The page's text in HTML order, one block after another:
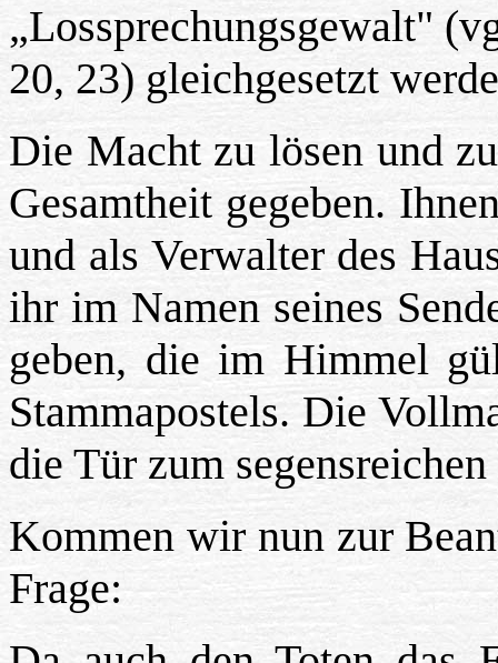
„Lossprechungsgewalt"
20, 23) gleichgesetzt
Die Macht zu lösen und
Gesamtheit gegeben.
und als Verwalter des
ihr im Namen seines
geben, die im Himmel
Stammapostels. Die
die Tür zum
Kommen wir nun zur
Frage: